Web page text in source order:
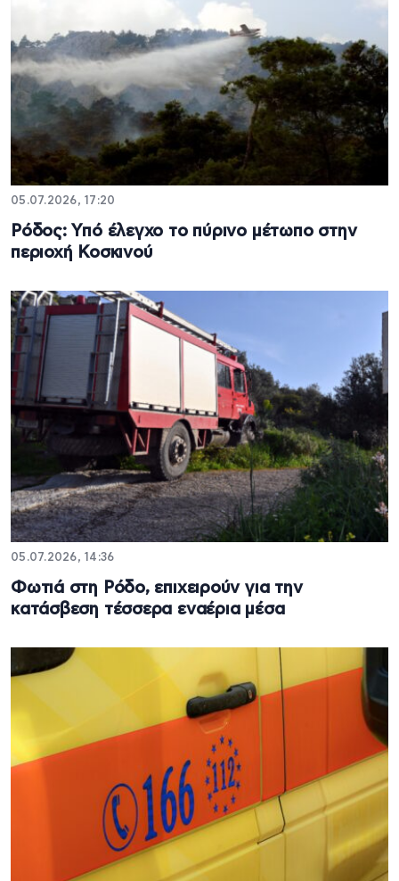
05.07.2026, 17:20
Ρόδος: Υπό έλεγχο το πύρινο μέτωπο στην
περιοχή Κοσκινού
05.07.2026, 14:36
Φωτιά στη Ρόδο, επιχειρούν για την
κατάσβεση τέσσερα εναέρια μέσα